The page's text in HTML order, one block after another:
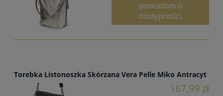
powiadom o
dostępności
Torebka Listonoszka Skórzana Vera Pelle Miko Antracyt
167,99 zł